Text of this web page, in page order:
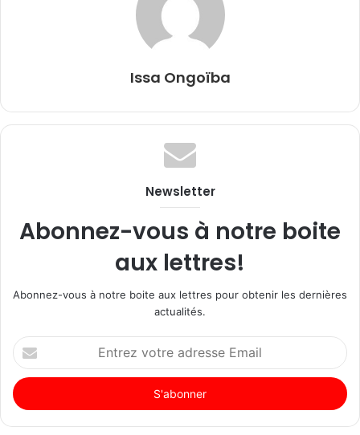
Issa Ongoïba
Newsletter
Abonnez-vous à notre boite
aux lettres!
Abonnez-vous à notre boite aux lettres pour obtenir les dernières
actualités.
Entrez
votre
adresse
Email